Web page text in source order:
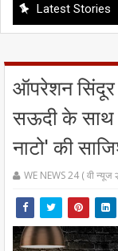
Latest Stories
राजनीती समाचार मानसून सत्र
ऑपरेशन सिंदूर
सऊदी के साथ
नाटो' की
WE NEWS 24 ( वी न्यूज